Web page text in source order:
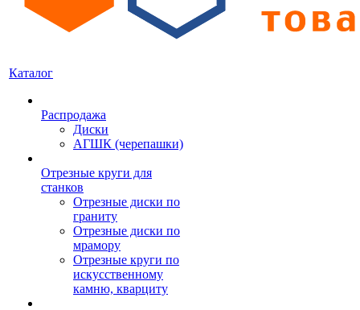
Каталог
Распродажа
Диски
АГШК (черепашки)
Отрезные круги для
станков
Отрезные диски по
граниту
Отрезные диски по
мрамору
Отрезные круги по
искусственному
камню, кварциту